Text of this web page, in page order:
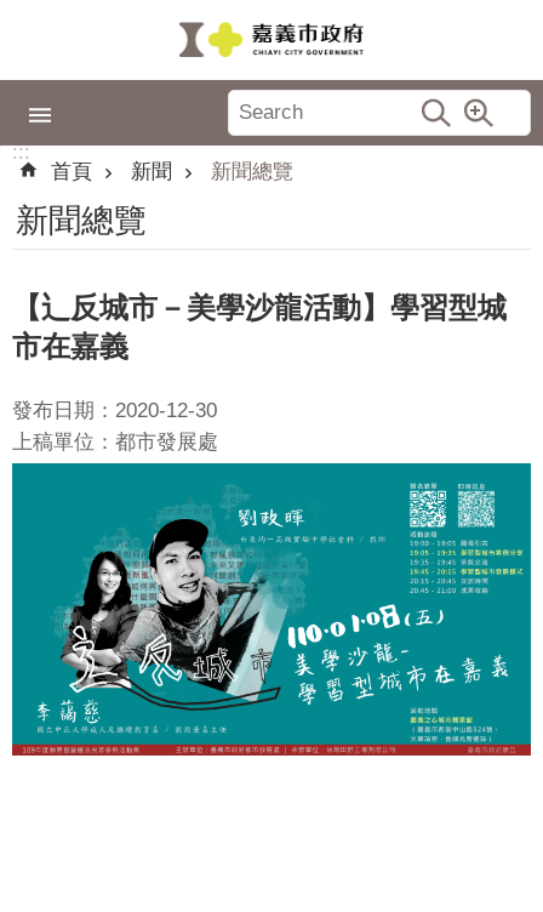
政
專
區
城
品
牌
識
嘉
義
告
機
:::
首頁
新聞 新聞總覽
新聞總覽
【辶反城市－美學沙龍活動】學習型城
市在嘉義
發布日期：2020-12-30
上稿單位：都市發展處